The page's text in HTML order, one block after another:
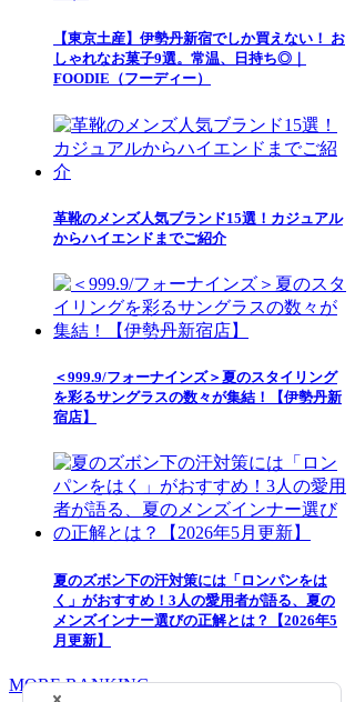
【東京土産】伊勢丹新宿でしか買えない！ お
しゃれなお菓子9選。常温、日持ち◎｜
FOODIE（フーディー）
革靴のメンズ人気ブランド15選！カジュアル
からハイエンドまでご紹介
＜999.9/フォーナインズ＞夏のスタイリング
を彩るサングラスの数々が集結！【伊勢丹新
宿店】
夏のズボン下の汗対策には「ロンパンをは
く」がおすすめ！3人の愛用者が語る、夏の
メンズインナー選びの正解とは？【2026年5
月更新】
MORE RANKING